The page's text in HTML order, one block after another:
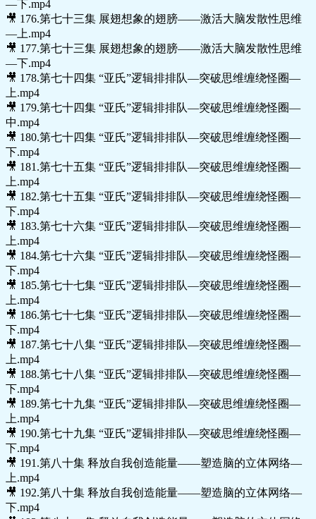
—下.mp4
🎥 176.第七十三集 展翅想象的翅膀——激活大脑发散性思维
—上.mp4
🎥 177.第七十三集 展翅想象的翅膀——激活大脑发散性思维
—下.mp4
🎥 178.第七十四集 “亚氏”逻辑排排队—突破思维缠绕怪圈—
上.mp4
🎥 179.第七十四集 “亚氏”逻辑排排队—突破思维缠绕怪圈—
中.mp4
🎥 180.第七十四集 “亚氏”逻辑排排队—突破思维缠绕怪圈—
下.mp4
🎥 181.第七十五集 “亚氏”逻辑排排队—突破思维缠绕怪圈—
上.mp4
🎥 182.第七十五集 “亚氏”逻辑排排队—突破思维缠绕怪圈—
下.mp4
🎥 183.第七十六集 “亚氏”逻辑排排队—突破思维缠绕怪圈—
上.mp4
🎥 184.第七十六集 “亚氏”逻辑排排队—突破思维缠绕怪圈—
下.mp4
🎥 185.第七十七集 “亚氏”逻辑排排队—突破思维缠绕怪圈—
上.mp4
🎥 186.第七十七集 “亚氏”逻辑排排队—突破思维缠绕怪圈—
下.mp4
🎥 187.第七十八集 “亚氏”逻辑排排队—突破思维缠绕怪圈—
上.mp4
🎥 188.第七十八集 “亚氏”逻辑排排队—突破思维缠绕怪圈—
下.mp4
🎥 189.第七十九集 “亚氏”逻辑排排队—突破思维缠绕怪圈—
上.mp4
🎥 190.第七十九集 “亚氏”逻辑排排队—突破思维缠绕怪圈—
下.mp4
🎥 191.第八十集 释放自我创造能量——塑造脑的立体网络—
上.mp4
🎥 192.第八十集 释放自我创造能量——塑造脑的立体网络—
下.mp4